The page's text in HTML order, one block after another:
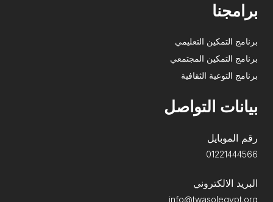
برامجنا
برنامج التمكين التعليمي
برنامج التمكين المجتمعي
برنامج التوعية الثقافية
بيانات التواصل
رقم الموبايل
01221444566
البريد الالكتروني
info@twasolegypt.org